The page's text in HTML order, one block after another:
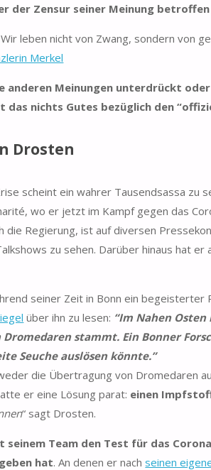
der Zensur seiner Meinung
leben nicht von Zwang, sondern von
Merkel
anderen Meinungen unterdrückt
das nichts Gutes bezüglich den
Drosten
scheint ein wahrer Tausendsassa zu
wo er jetzt im Kampf gegen das
die Regierung, ist auf diversen
zu sehen. Darüber hinaus hat
seiner Zeit in Bonn ein begeisterter
über ihn zu lesen: “Im Nahen
stammt. Ein Bonner
Seuche auslösen könnte.”
die Übertragung von Dromedaren
er eine Lösung parat: einen
“ sagt Drosten.
Team den Test für das
hat. An denen er nachseinen